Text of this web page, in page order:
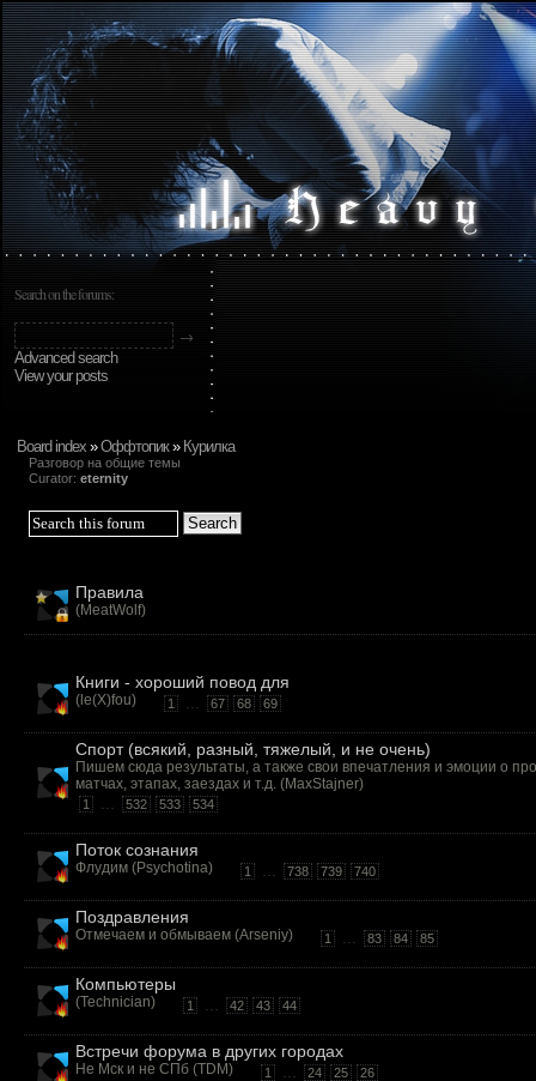
Search on the forums:
Advanced search
View your posts
Board index »Оффтопик» Курилка
Разговор на общие темы
Curator: eternity
Правила
(MeatWolf)
Книги - хороший повод для
(le(X)fou) 1 67 68 69
Спорт (всякий, разный, тяжелый, и не очень)
Пишем сюда результаты, а также свои впечатления и эмоции о
матчах, этапах, заездах и т.д. (MaxStajner)
1 532 533 534
Поток сознания
Флудим (Psychotina) 1 738 739 740
Поздравления
Отмечаем и обмываем (Arseniy) 1 83 84 85
Компьютеры
(Technician) 1 42 43 44
Встречи форума в других городах
Не Мск и не СПб (TDM) 1 24 25 26